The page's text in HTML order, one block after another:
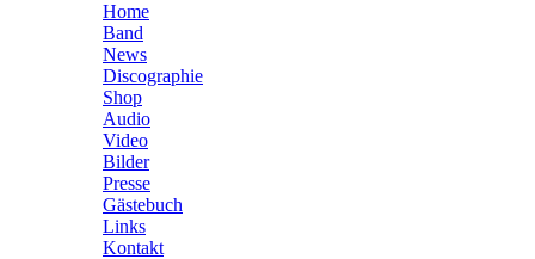
Home
Band
News
Discographie
Shop
Audio
Video
Bilder
Presse
Gästebuch
Links
Kontakt